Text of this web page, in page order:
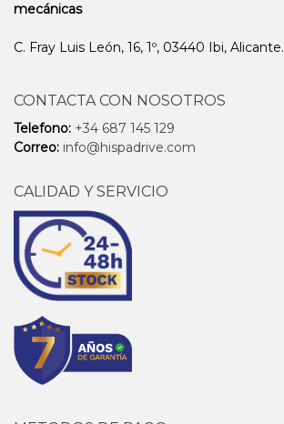
mecánicas
C. Fray Luis León, 16, 1º, 03440 Ibi, Alicante.
CONTACTA CON NOSOTROS
Telefono: +34 687 145 129
Correo: info@hispadrive.com
CALIDAD Y SERVICIO